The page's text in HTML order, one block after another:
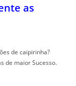
as
de caipirinha?
de maior Sucesso.